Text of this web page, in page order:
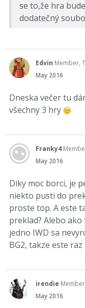
se to,že hra
dodatečný
Edvin Member,
May 2016
Dneska večer tu
všechny 3 hry
Franky4
May 2016
Diky moc borci, je
niekto pusti do
proste top. A este
preklad? Alebo ako
jedno IWD sa
BG2, takze este
irendie Member
May 2016